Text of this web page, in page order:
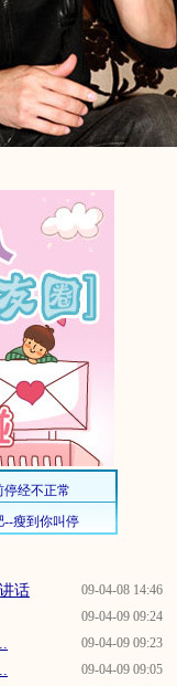
09-04-08 14:46
话
09-04-09 09:24
09-04-09 09:23
09-04-09 09:05